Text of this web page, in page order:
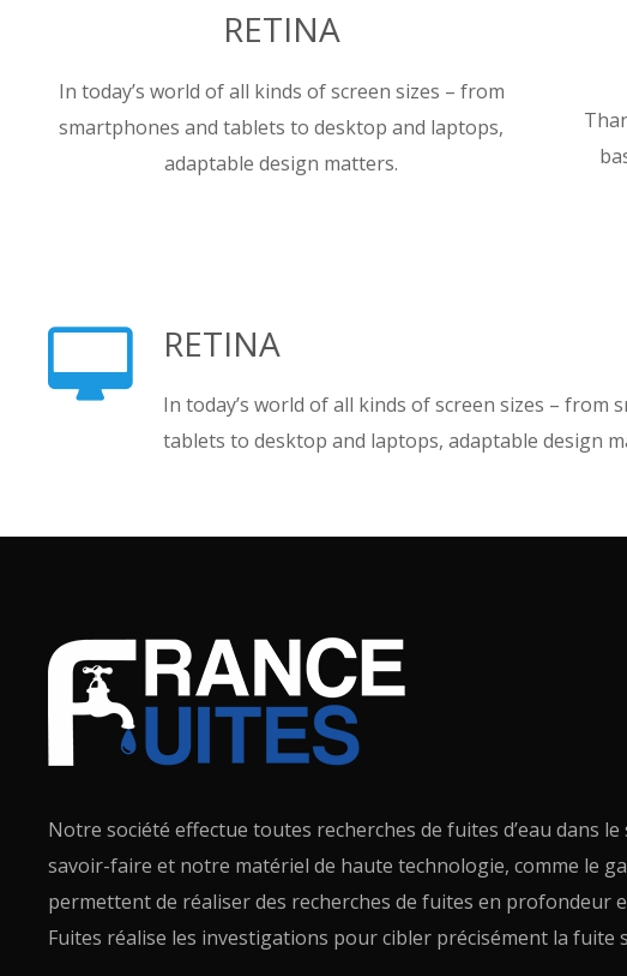
RETINA
In today’s world of all kinds of screen sizes – from
smartphones and tablets to desktop and laptops,
adaptable design matters.
RETINA
In today’s world of all kinds of screen sizes – from
tablets to desktop and laptops, adaptable design
Notre société effectue toutes recherches de fuites d’eau dans
savoir-faire et notre matériel de haute technologie, comme le
permettent de réaliser des recherches de fuites en profondeur
Fuites réalise les investigations pour cibler précisément la fuite